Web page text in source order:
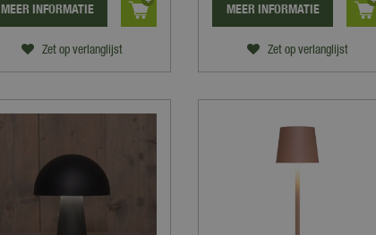
Zet op verlanglijst
MEER INFORMATIE
Zet op verlanglijst
MEER INFORMATIE